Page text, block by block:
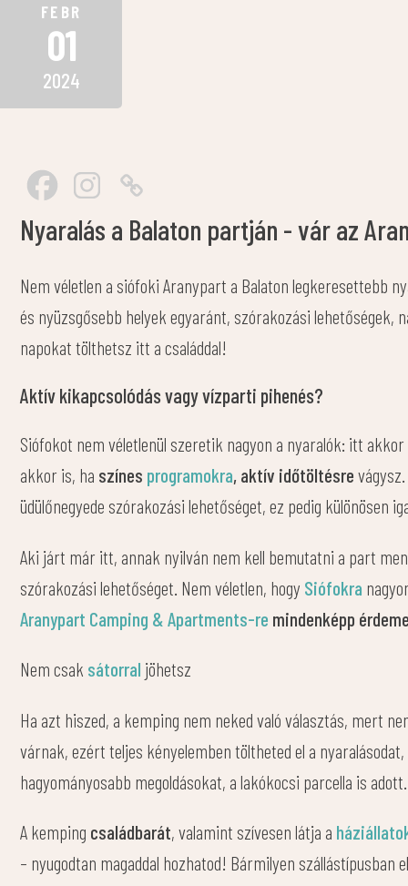
FEBR
01
2024
Nyaralás a Balaton partján - vár az
Nem véletlen a siófoki Aranypart a Balaton legkeresettebb
és nyüzsgősebb helyek egyaránt, szórakozási
napokat tölthetsz itt a családdal!
Aktív kikapcsolódás vagy vízparti pihenés?
Siófokot nem véletlenül szeretik nagyon a nyaralók: itt
akkor is, ha színes programokra, aktív időtöltésre
üdülőnegyede szórakozási lehetőséget, ez pedig különösen
Aki járt már itt, annak nyilván nem kell bemutatni a part
szórakozási lehetőséget. Nem véletlen, hogy Siófokra
Aranypart Camping & Apartments-re mindenképp
Nem csak sátorral jöhetsz
Ha azt hiszed, a kemping nem neked való választás, mert
várnak, ezért teljes kényelemben töltheted el a
hagyományosabb megoldásokat, a lakókocsi parcella is adott.
A kemping családbarát, valamint szívesen látja a
– nyugodtan magaddal hozhatod! Bármilyen szállástípusban